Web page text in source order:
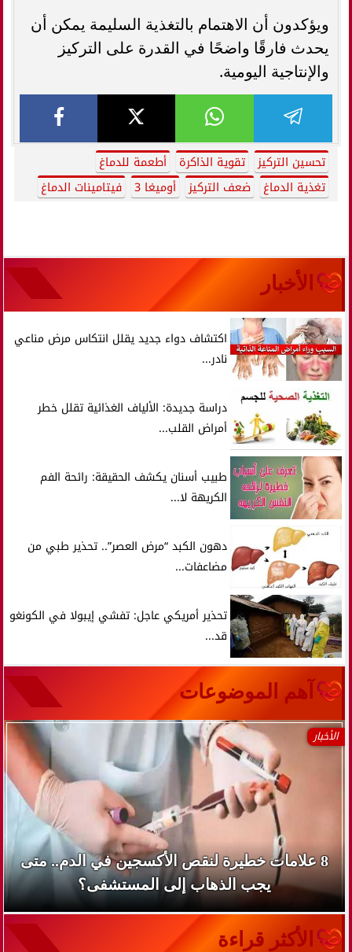
ويؤكدون أن الاهتمام بالتغذية السليمة يمكن أن
يحدث فارقًا واضحًا في القدرة على التركيز
والإنتاجية اليومية.
تحسين التركيز تقوية الذاكرة
أطعمة للدماغ
تغذية الدماغ
ضعف التركيز أوميغا 3 فيتامينات الدماغ
الأخبار
اكتشاف دواء جديد يقلل انتكاس مرض مناعي
نادر...
دراسة جديدة: الألياف الغذائية تقلل خطر
أمراض القلب...
طبيب أسنان يكشف الحقيقة: رائحة الفم
الكريهة لا...
دهون الكبد “مرض العصر”.. تحذير طبي من
مضاعفات...
تحذير أمريكي عاجل: تفشي إيبولا في الكونغو
قد...
آهم الموضوعات
الأخبار
8 علامات خطيرة لنقص الأكسجين في الدم.. متى
يجب الذهاب إلى المستشفى؟
الأكثر قراءة